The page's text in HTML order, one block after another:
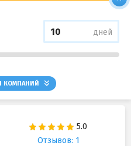
дней
КОМПАНИЙ
Отзывов: 1